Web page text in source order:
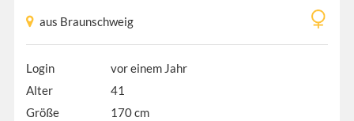
aus Braunschweig
Login
vor einem Jahr
Alter
41
Größe
170 cm